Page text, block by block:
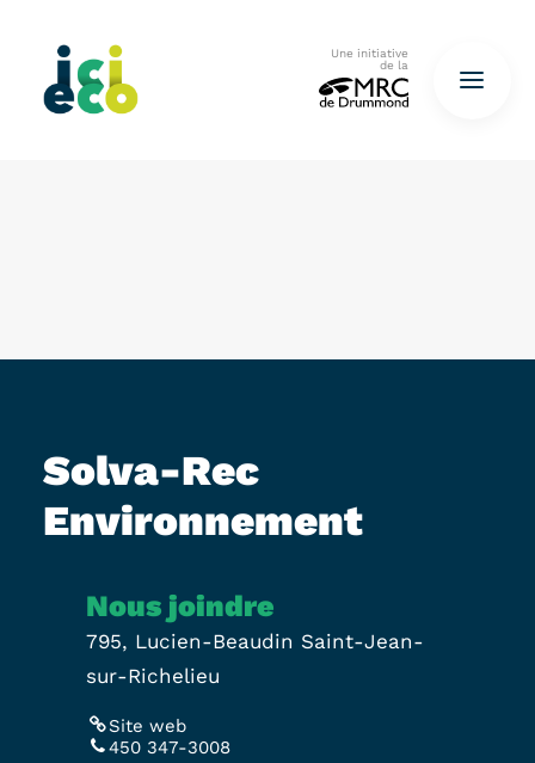
Une initiative
de la
Solva-Rec
Environnement
Nous joindre
795, Lucien-Beaudin Saint-Jean-
sur-Richelieu
Site web
450 347-3008